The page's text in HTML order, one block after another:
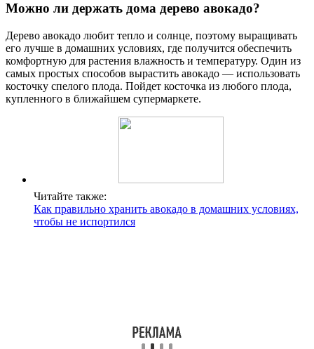
Можно ли держать дома дерево авокадо?
Дерево авокадо любит тепло и солнце, поэтому выращивать
его лучше в домашних условиях, где получится обеспечить
комфортную для растения влажность и температуру. Один из
самых простых способов вырастить авокадо — использовать
косточку спелого плода. Пойдет косточка из любого плода,
купленного в ближайшем супермаркете.
Читайте также:
Как правильно хранить авокадо в домашних условиях,
чтобы не испортился